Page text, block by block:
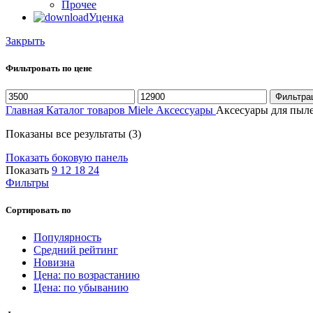
Прочее
Уценка
Закрыть
Фильтровать по цене
Минимальная
цена
Максимальная
цена
Главная Каталог товаров Miele Аксессуары Аксесуары для
Показаны все результаты (3)Цены:
Показать боковую панель
Показать 9 12 18 24
Фильтры
Сортировать по
Популярность
Средний рейтинг
Новизна
Цена: по возрастанию
Цена: по убыванию